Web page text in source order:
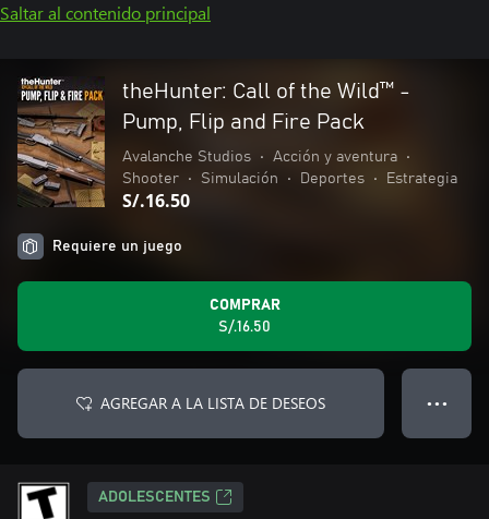
Saltar al contenido principal
theHunter: Call of the Wild™ -
Pump, Flip and Fire Pack
Avalanche Studios • Acción y aventura
•
Shooter
• Simulación • Deportes • Estrategia
S/.16.50
Requiere un juego
COMPRAR
S/.16.50
AGREGAR A LA LISTA DE DESEOS ● ● ●
ADOLESCENTES